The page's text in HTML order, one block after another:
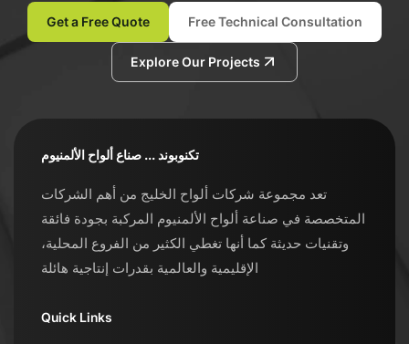
Get a Free Quote Free Technical Consultation
Explore Our Projects
تكنوبوند ... صناع ألواح الألمنيوم
تعد مجموعة شركات ألواح الخليج من أهم الشركات
المتخصصة في صناعة ألواح الألمنيوم المركبة بجودة فائقة
وتقنيات حديثة كما أنها تغطي الكثير من الفروع المحلية،
الإقليمية والعالمية بقدرات إنتاجية هائلة
Quick Links